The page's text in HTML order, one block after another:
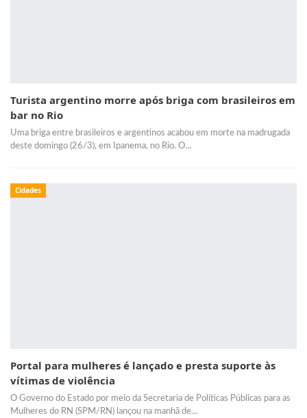
Turista argentino morre após briga com brasileiros em
bar no Rio
Uma briga entre brasileiros e argentinos acabou em morte na madrugada
deste domingo (26/3), em Ipanema, no Rio. O…
Cidades
Portal para mulheres é lançado e presta suporte às
vítimas de violência
O Governo do Estado por meio da Secretaria de Políticas Públicas para as
Mulheres do RN (SPM/RN) lançou na manhã de…